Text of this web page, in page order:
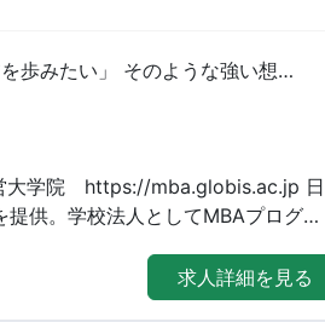
歩みたい」 そのような強い想…
大学院 https://mba.globis.ac.jp 日
供。学校法人としてMBAプログ…
求人詳細を見る